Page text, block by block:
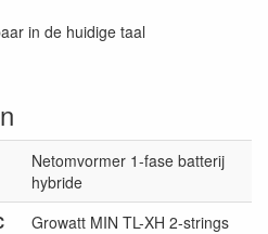
in de huidige taal
Netomvormer 1-fase batterij
hybride
Growatt MIN TL-XH 2-strings